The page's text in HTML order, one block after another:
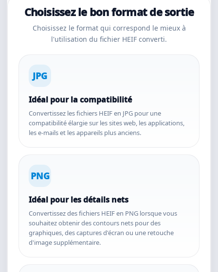
Choisissez le bon format de sortie
Choisissez le format qui correspond le mieux à
l'utilisation du fichier HEIF converti.
JPG
Idéal pour la compatibilité
Convertissez les fichiers HEIF en JPG pour une
compatibilité élargie sur les sites web, les applications,
les e-mails et les appareils plus anciens.
PNG
Idéal pour les détails nets
Convertissez des fichiers HEIF en PNG lorsque vous
souhaitez obtenir des contours nets pour des
graphiques, des captures d'écran ou une retouche
d'image supplémentaire.